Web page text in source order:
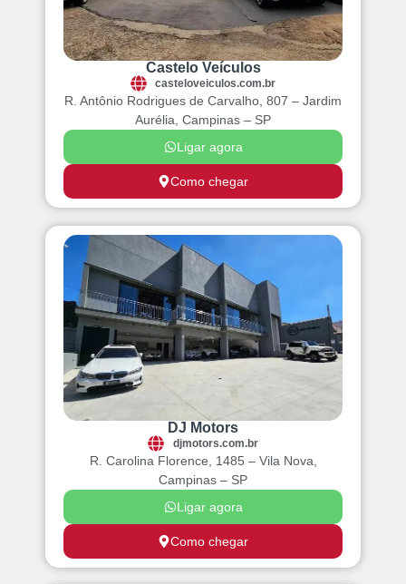
Castelo Veículos
casteloveiculos.com.br
Como chegar
Ligar agora
R. Antônio Rodrigues de Carvalho, 807 – Jardim
Aurélia, Campinas – SP
DJ Motors
djmotors.com.br
Como chegar
Ligar agora
R. Carolina Florence, 1485 – Vila Nova,
Campinas – SP